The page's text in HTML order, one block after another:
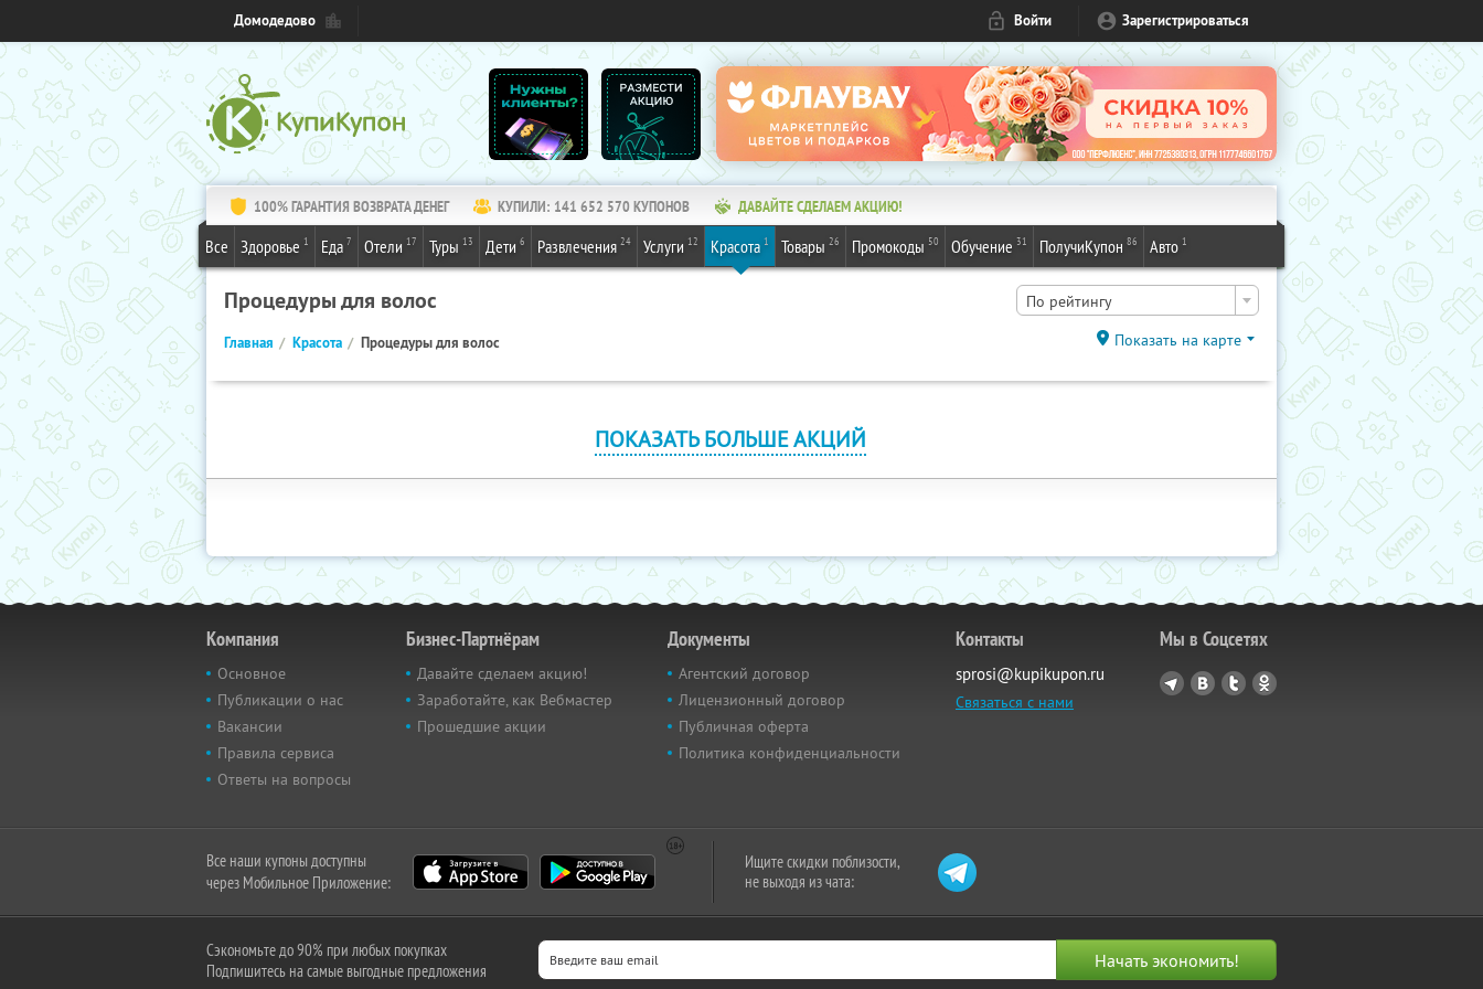
Домодедово Войти Зарегистрироваться
100% ГАРАНТИЯ ВОЗВРАТА ДЕНЕГ КУПИЛИ: 141 652 570КУПОНОВ ДАВАЙТЕ СДЕЛАЕМ АКЦИЮ!
Все Здоровье 1 Еда 7 Отели 17 Туры 13 Дети 6 Развлечения 24 Услуги 12 Красота 1 Товары 26 Промокоды 50 Обучение 31 ПолучиКупон 86 Авто 1
Процедуры для волос По рейтингу
Главная Красота Процедуры для волос Показать на карте
ПОКАЗАТЬ БОЛЬШЕ АКЦИЙ
Компания
Основное
Публикации о нас
Вакансии
Правила сервиса
Ответы на вопросы
Бизнес-Партнёрам
Давайте сделаем акцию!
Заработайте, как Вебмастер
Прошедшие акции
Документы
Агентский договор
Лицензионный договор
Публичная оферта
Политика конфиденциальности
Контакты
sprosi@kupikupon.ru
Связаться с нами
Мы в Соцсетях
Все наши купоны доступны
через Мобильное Приложение:
Ищите скидки поблизости,
не выходя из чата:
Сэкономьте до 90% при любых покупках
Подпишитесь на самые выгодные предложения